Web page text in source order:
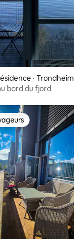
⋅ Trondheim
bord du fjord